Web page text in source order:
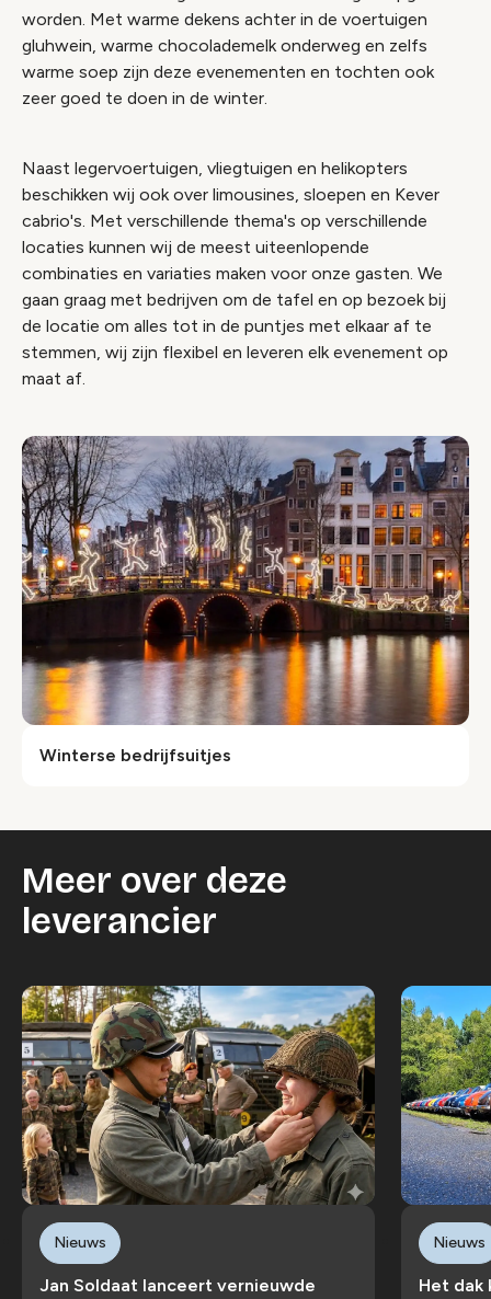
worden. Met warme dekens achter in de voertuigen
gluhwein, warme chocolademelk onderweg en zelfs
warme soep zijn deze evenementen en tochten ook
zeer goed te doen in de winter.
Naast legervoertuigen, vliegtuigen en helikopters
beschikken wij ook over limousines, sloepen en Kever
cabrio's. Met verschillende thema's op verschillende
locaties kunnen wij de meest uiteenlopende
combinaties en variaties maken voor onze gasten. We
gaan graag met bedrijven om de tafel en op bezoek bij
de locatie om alles tot in de puntjes met elkaar af te
stemmen, wij zijn flexibel en leveren elk evenement op
maat af.
Winterse bedrijfsuitjes
Meer over deze
leverancier
Jan Soldaat lanceert vernieuwde
Nieuws
Het dak
Nieuws